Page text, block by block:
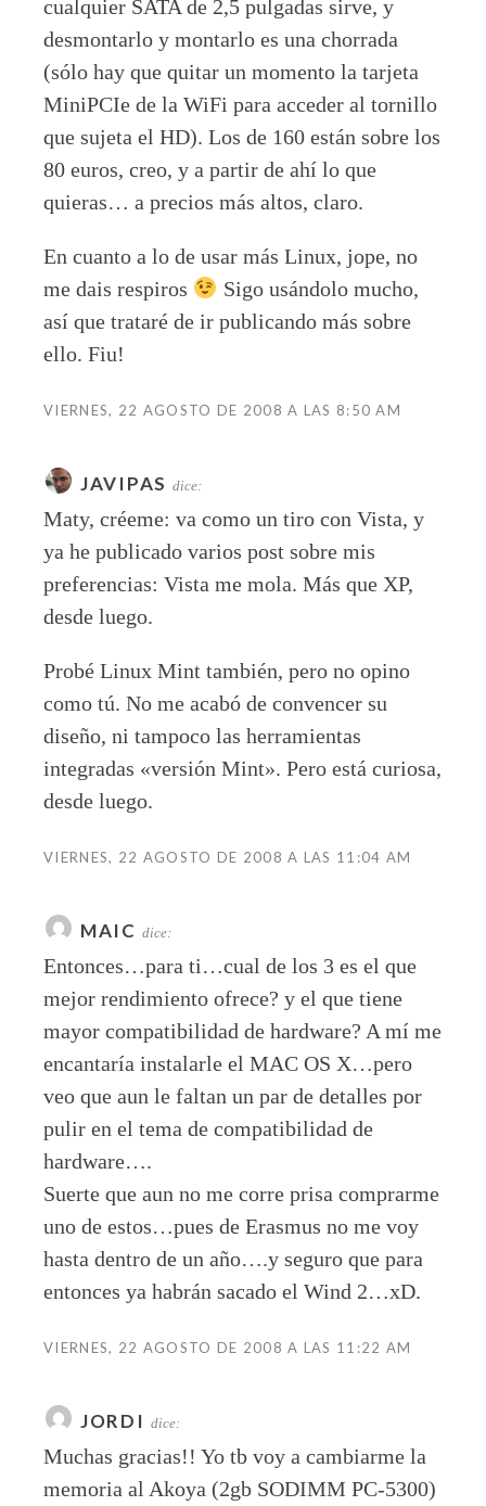
cualquier SATA de 2,5 pulgadas sirve, y
desmontarlo y montarlo es una chorrada
(sólo hay que quitar un momento la tarjeta
MiniPCIe de la WiFi para acceder al tornillo
que sujeta el HD). Los de 160 están sobre los
80 euros, creo, y a partir de ahí lo que
quieras… a precios más altos, claro.
En cuanto a lo de usar más Linux, jope, no
me dais respiros
Sigo usándolo mucho,
así que trataré de ir publicando más sobre
ello. Fiu!
VIERNES, 22 AGOSTO DE 2008 A LAS 8:50 AM
JAVIPAS dice:
Maty, créeme: va como un tiro con Vista, y
ya he publicado varios post sobre mis
preferencias: Vista me mola. Más que XP,
desde luego.
Probé Linux Mint también, pero no opino
como tú. No me acabó de convencer su
diseño, ni tampoco las herramientas
integradas «versión Mint». Pero está curiosa,
desde luego.
VIERNES, 22 AGOSTO DE 2008 A LAS 11:04 AM
MAIC dice:
Entonces…para ti…cual de los 3 es el que
mejor rendimiento ofrece? y el que tiene
mayor compatibilidad de hardware? A mí me
encantaría instalarle el MAC OS X…pero
veo que aun le faltan un par de detalles por
pulir en el tema de compatibilidad de
hardware….
Suerte que aun no me corre prisa comprarme
uno de estos…pues de Erasmus no me voy
hasta dentro de un año….y seguro que para
entonces ya habrán sacado el Wind 2…xD.
VIERNES, 22 AGOSTO DE 2008 A LAS 11:22 AM
JORDI dice:
Muchas gracias!! Yo tb voy a cambiarme la
memoria al Akoya (2gb SODIMM PC-5300)